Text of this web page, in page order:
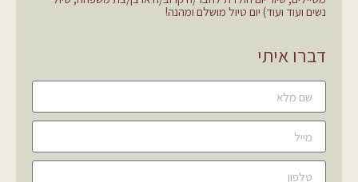
נשים ועוד ועוד) יום טיול מושלם ומהנה!
דברו איתי